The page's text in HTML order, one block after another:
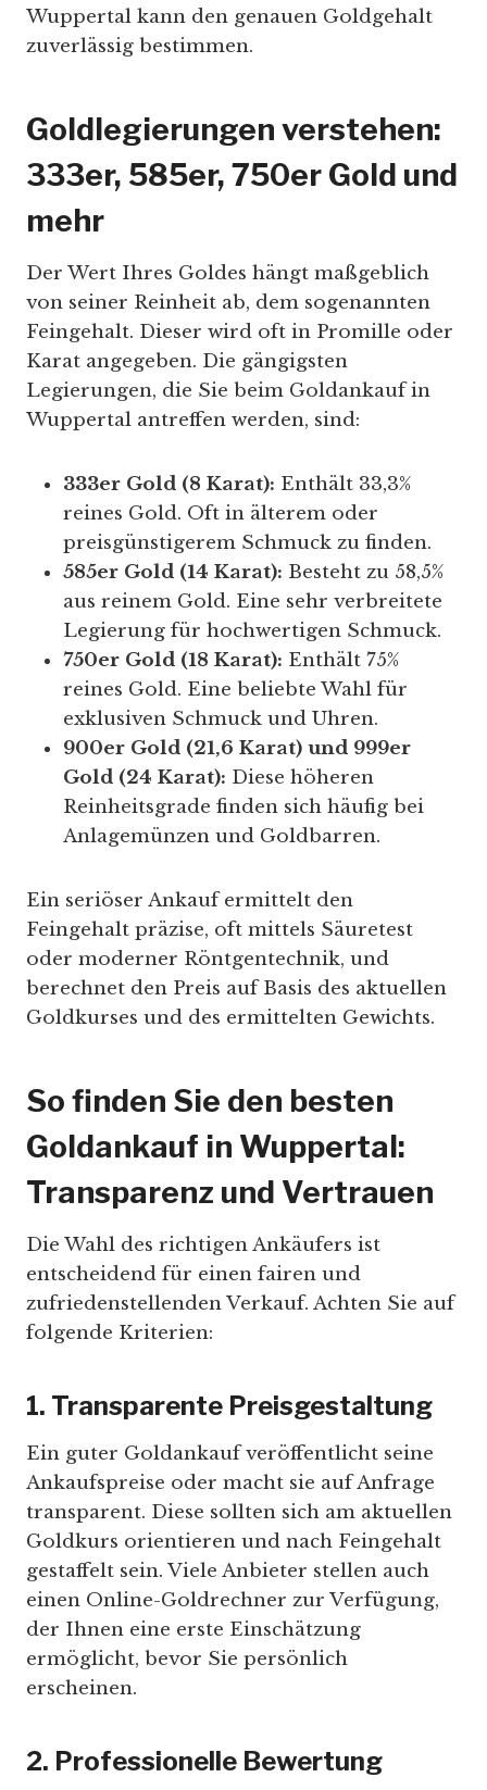
Wuppertal kann den genauen Goldgehalt
zuverlässig bestimmen.
Goldlegierungen verstehen:
333er, 585er, 750er Gold und
mehr
Der Wert Ihres Goldes hängt maßgeblich
von seiner Reinheit ab, dem sogenannten
Feingehalt. Dieser wird oft in Promille oder
Karat angegeben. Die gängigsten
Legierungen, die Sie beim Goldankauf in
Wuppertal antreffen werden, sind:
333er Gold (8 Karat): Enthält 33,3%
reines Gold. Oft in älterem oder
preisgünstigerem Schmuck zu finden.
585er Gold (14 Karat): Besteht zu 58,5%
aus reinem Gold. Eine sehr verbreitete
Legierung für hochwertigen Schmuck.
750er Gold (18 Karat): Enthält 75%
reines Gold. Eine beliebte Wahl für
exklusiven Schmuck und Uhren.
900er Gold (21,6 Karat) und 999er
Gold (24 Karat): Diese höheren
Reinheitsgrade finden sich häufig bei
Anlagemünzen und Goldbarren.
Ein seriöser Ankauf ermittelt den
Feingehalt präzise, oft mittels Säuretest
oder moderner Röntgentechnik, und
berechnet den Preis auf Basis des aktuellen
Goldkurses und des ermittelten Gewichts.
So finden Sie den besten
Goldankauf in Wuppertal:
Transparenz und Vertrauen
Die Wahl des richtigen Ankäufers ist
entscheidend für einen fairen und
zufriedenstellenden Verkauf. Achten Sie auf
folgende Kriterien:
1. Transparente Preisgestaltung
Ein guter Goldankauf veröffentlicht seine
Ankaufspreise oder macht sie auf Anfrage
transparent. Diese sollten sich am aktuellen
Goldkurs orientieren und nach Feingehalt
gestaffelt sein. Viele Anbieter stellen auch
einen Online-Goldrechner zur Verfügung,
der Ihnen eine erste Einschätzung
ermöglicht, bevor Sie persönlich
erscheinen.
2. Professionelle Bewertung